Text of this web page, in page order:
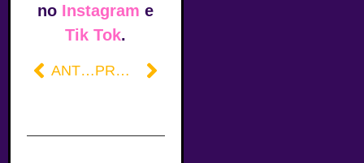
no Instagram e
Tik Tok.
ANTERIOR PRÓXIMO